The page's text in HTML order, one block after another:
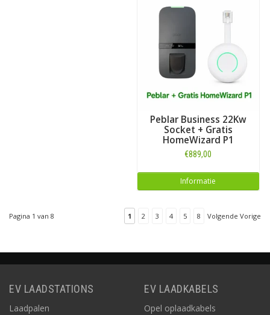
Peblar Business 22Kw
Socket + Gratis
HomeWizard P1
€889,00
Informatie
Pagina 1 van 8 1 2 3 4 5 8 Volgende Vorige
EV LAADSTATIONS
Laadpalen
EV LAADKABELS
Opel oplaadkabels